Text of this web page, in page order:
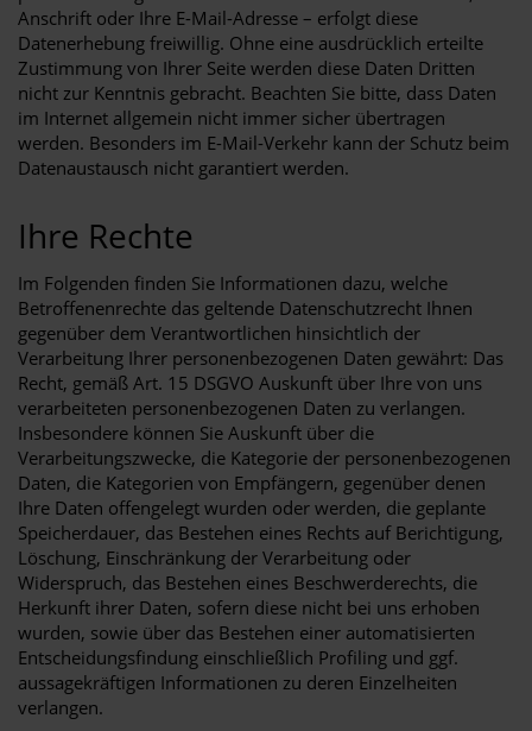
Anschrift oder Ihre E-Mail-Adresse – erfolgt diese
Datenerhebung freiwillig. Ohne eine ausdrücklich erteilte
Zustimmung von Ihrer Seite werden diese Daten Dritten
nicht zur Kenntnis gebracht. Beachten Sie bitte, dass Daten
im Internet allgemein nicht immer sicher übertragen
werden. Besonders im E-Mail-Verkehr kann der Schutz beim
Datenaustausch nicht garantiert werden.
Ihre Rechte
Im Folgenden finden Sie Informationen dazu, welche
Betroffenenrechte das geltende Datenschutzrecht Ihnen
gegenüber dem Verantwortlichen hinsichtlich der
Verarbeitung Ihrer personenbezogenen Daten gewährt: Das
Recht, gemäß Art. 15 DSGVO Auskunft über Ihre von uns
verarbeiteten personenbezogenen Daten zu verlangen.
Insbesondere können Sie Auskunft über die
Verarbeitungszwecke, die Kategorie der personenbezogenen
Daten, die Kategorien von Empfängern, gegenüber denen
Ihre Daten offengelegt wurden oder werden, die geplante
Speicherdauer, das Bestehen eines Rechts auf Berichtigung,
Löschung, Einschränkung der Verarbeitung oder
Widerspruch, das Bestehen eines Beschwerderechts, die
Herkunft ihrer Daten, sofern diese nicht bei uns erhoben
wurden, sowie über das Bestehen einer automatisierten
Entscheidungsfindung einschließlich Profiling und ggf.
aussagekräftigen Informationen zu deren Einzelheiten
verlangen.